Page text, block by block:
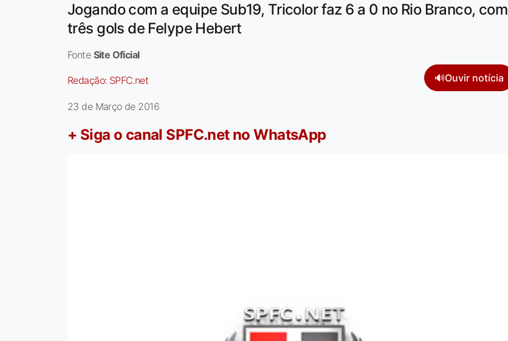
Jogando com a equipe Sub19, Tricolor faz 6 a 0 no Rio Branco, com
três gols de Felype Hebert
Fonte Site Oficial
Redação: SPFC.net 🔊Ouvir notícia
23 de Março de 2016
+ Siga o canal SPFC.net no WhatsApp